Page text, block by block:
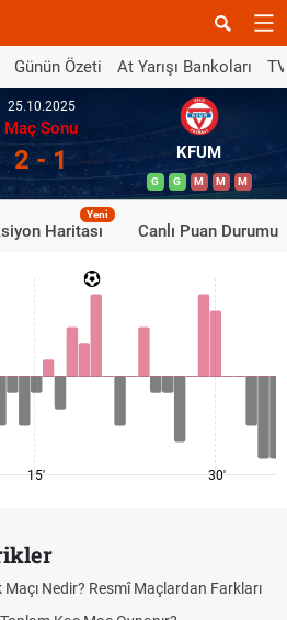
Günün Özeti At Yarışı Bankoları
25.10.2025
Maç Sonu
2 - 1 KFUM
G G M M M
Haritası
Yeni
Canlı Puan Durumu
15' 30'
Maçı Nedir? Resmî Maçlardan Farkları